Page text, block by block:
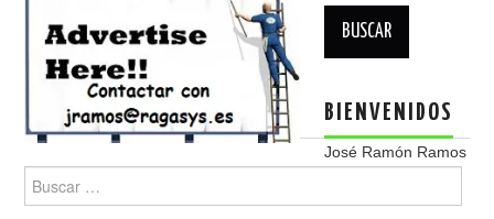
BIENVENIDOS
José Ramón Ramos